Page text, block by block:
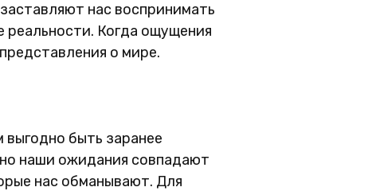
нас воспринимать
реальности. Когда ощущения
о мире.
быть заранее
наши ожидания совпадают
нас обманывают. Для